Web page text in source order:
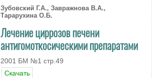
Зубовский Г.А., Завражнова В.А.,
Тарарухина О.Б.
Лечение циррозов печени
антигомоткосическими препаратами
2001 БМ №1 стр.49
Скачать